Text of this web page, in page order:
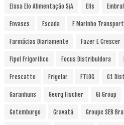
Elasa Elo Alimentação S/A Elis
Envases Escada F Marinho
Farmácias Diariamente Fazer E Crescer
Fipel Frigorifico Focus Distribuidora
Frescatto Frigelar FTLOG G1
Garanhuns Georg Fischer Gi Group
Gotemburgo Gravatá Groupe SEB